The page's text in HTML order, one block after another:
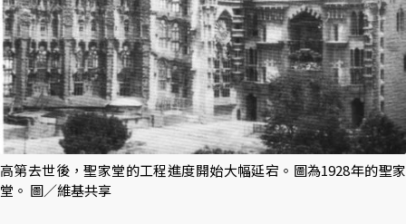
高第去世後，聖家堂的工程進度開始大幅延宕。圖為1928年的聖家
堂。 圖／維基共享